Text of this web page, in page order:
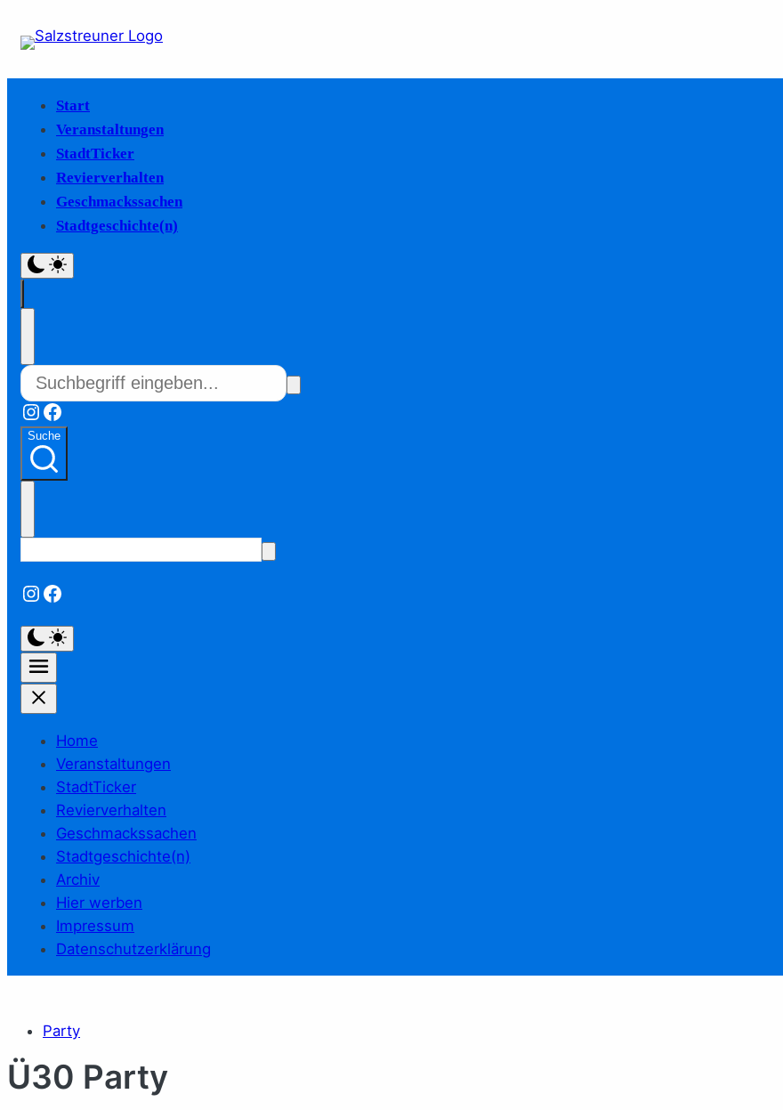
Start
Veranstaltungen
StadtTicker
Revierverhalten
Geschmackssachen
Stadtgeschichte(n)
Instagram
Facebook
Suche
Instagram
Facebook
Home
Veranstaltungen
StadtTicker
Revierverhalten
Geschmackssachen
Stadtgeschichte(n)
Archiv
Hier werben
Impressum
Datenschutzerklärung
Party
Ü30 Party